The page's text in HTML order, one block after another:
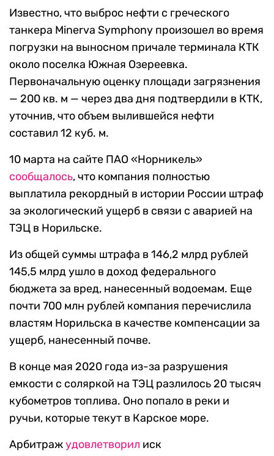
Известно, что выброс нефти с греческого
танкера Minerva Symphony произошел во время
погрузки на выносном причале терминала КТК
около поселка Южная Озереевка.
Первоначальную оценку площади загрязнения
— 200 кв. м — через два дня подтвердили в КТК,
уточнив, что объем вылившейся нефти
составил 12 куб. м.
10 марта на сайте ПАО «Норникель»
сообщалось, что компания полностью
выплатила рекордный в истории России штраф
за экологический ущерб в связи с аварией на
ТЭЦ в Норильске.
Из общей суммы штрафа в 146,2 млрд рублей
145,5 млрд ушло в доход федерального
бюджета за вред, нанесенный водоемам. Еще
почти 700 млн рублей компания перечислила
властям Норильска в качестве компенсации за
ущерб, нанесенный почве.
В конце мая 2020 года из-за разрушения
емкости с соляркой на ТЭЦ разлилось 20 тысяч
кубометров топлива. Оно попало в реки и
ручьи, которые текут в Карское море.
Арбитражудовлетворил иск